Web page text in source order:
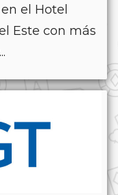
el Hotel
Este con más